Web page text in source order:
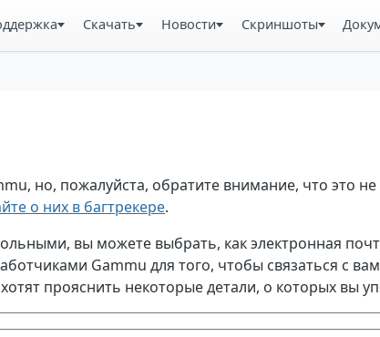
Скачать Новости Скриншоты
но, пожалуйста, обратите внимание, что это
о них в багтрекере.
вы можете выбрать, как электронная
Gammu для того, чтобы связаться с
прояснить некоторые детали, о которых вы